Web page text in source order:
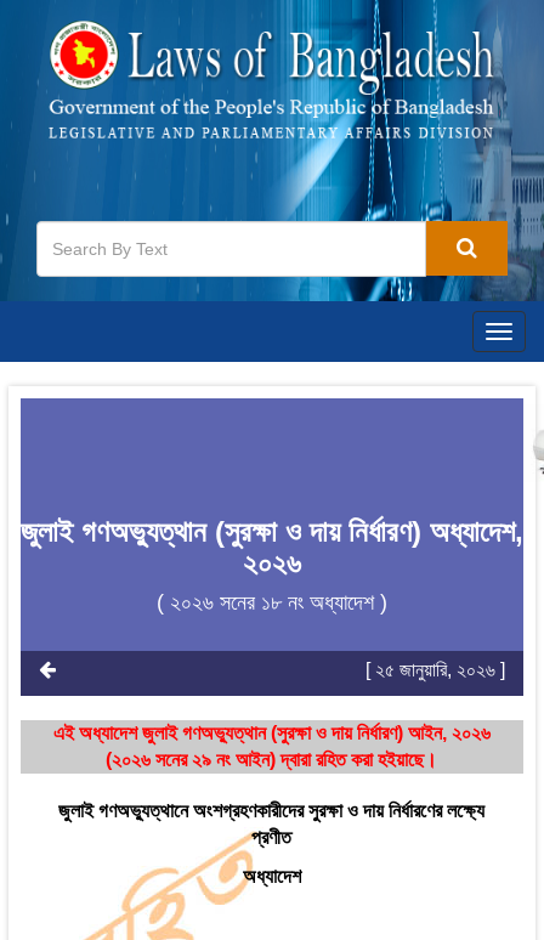
জুলাই গণঅভ্যুত্থান (সুরক্ষা ও দায় নির্ধারণ) অধ্যাদেশ,
২০২৬
( ২০২৬ সনের ১৮ নং অধ্যাদেশ )
[ ২৫ জানুয়ারি, ২০২৬ ]
এই অধ্যাদেশ জুলাই গণঅভ্যুত্থান (সুরক্ষা ও দায় নির্ধারণ) আইন, ২০২৬
(২০২৬ সনের ২৯ নং আইন) দ্বারা রহিত করা হইয়াছে।
জুলাই গণঅভ্যুত্থানে অংশগ্রহণকারীদের সুরক্ষা ও দায় নির্ধারণের লক্ষ্যে
প্রণীত
অধ্যাদেশ